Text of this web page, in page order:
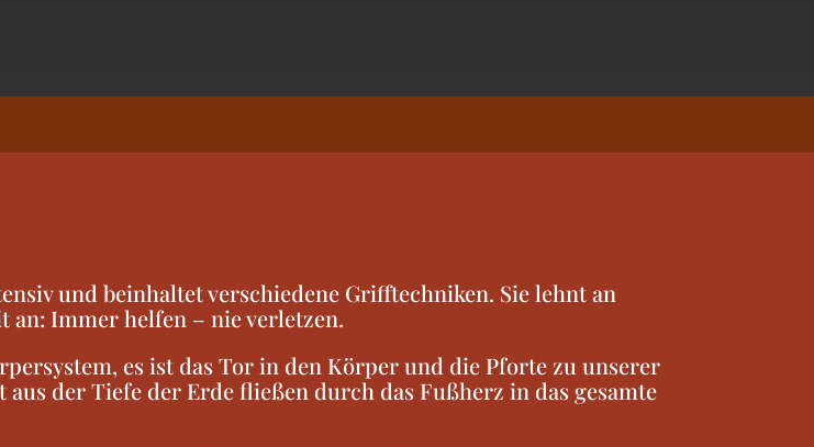
und beinhaltet verschiedene Grifftechniken. Sie lehnt an
an: Immer helfen – nie verletzen.
es ist das Tor in den Körper und die Pforte zu unserer
der Tiefe der Erde fließen durch das Fußherz in das gesamte